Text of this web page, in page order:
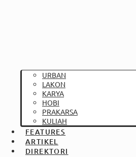
URBAN
LAKON
KARYA
HOBI
PRAKARSA
KULIAH
FEATURES
ARTIKEL
DIREKTORI